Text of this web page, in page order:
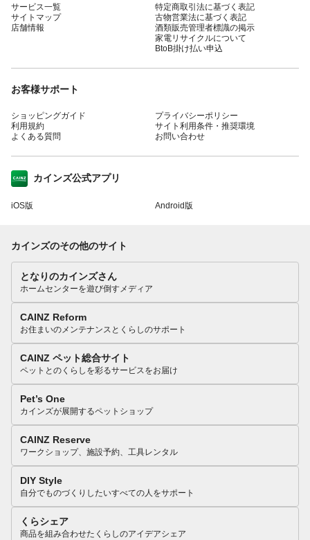
サービス一覧
サイトマップ
店舗情報
特定商取引法に基づく表記
古物営業法に基づく表記
酒類販売管理者標識の掲示
家電リサイクルについて
BtoB掛け払い申込
お客様サポート
ショッピングガイド
利用規約
よくある質問
プライバシーポリシー
サイト利用条件・推奨環境
お問い合わせ
カインズ公式アプリ
iOS版 Android版
カインズのその他のサイト
となりのカインズさん
ホームセンターを遊び倒すメディア
CAINZ Reform
お住まいのメンテナンスとくらしのサポート
CAINZ ペット総合サイト
ペットとのくらしを彩るサービスをお届け
Pet’s One
カインズが展開するペットショップ
CAINZ Reserve
ワークショップ、施設予約、工具レンタル
DIY Style
自分でものづくりしたいすべての人をサポート
くらシェア
商品を組み合わせたくらしのアイデアシェア